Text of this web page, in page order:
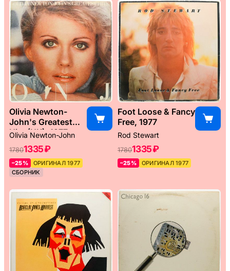
Olivia Newton-
John's Greatest
Hits (UK), 1977
Olivia Newton-John
17801335 ₽
–25%
ОРИГИНАЛ 1977
СБОРНИК
Foot Loose & Fancy
Free, 1977
Rod Stewart
17801335 ₽
–25% ОРИГИНАЛ 1977